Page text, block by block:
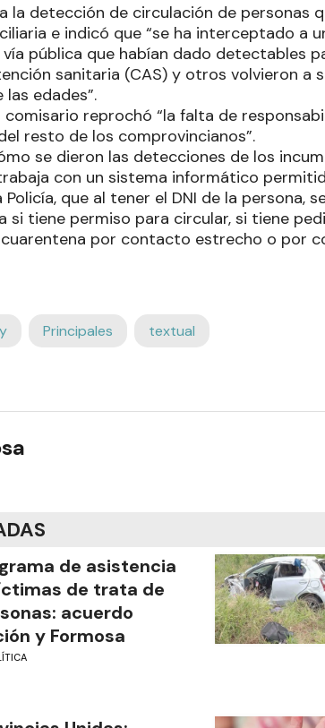
la detección de circulación de personas
e indicó que “se ha interceptado a
pública que habían dado detectables
sanitaria (CAS) y otros volvieron a
edades”.
comisario reprochó “la falta de
resto de los comprovincianos”.
se dieron las detecciones de los
con un sistema informático
que al tener el DNI de la persona,
si tiene permiso para circular, si tiene
por contacto estrecho o por
Principales textual
de asistencia
de trata de
acuerdo
y Formosa